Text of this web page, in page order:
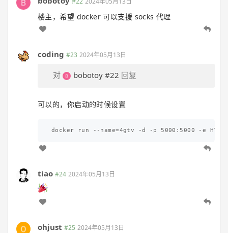
楼主，希望 docker 可以支援 socks 代理
coding #23 2024年05月13日
对 bobotoy #22 回复
可以的，你启动的时候设置
tiao #24 2024年05月13日
ohjust #25 2024年05月13日